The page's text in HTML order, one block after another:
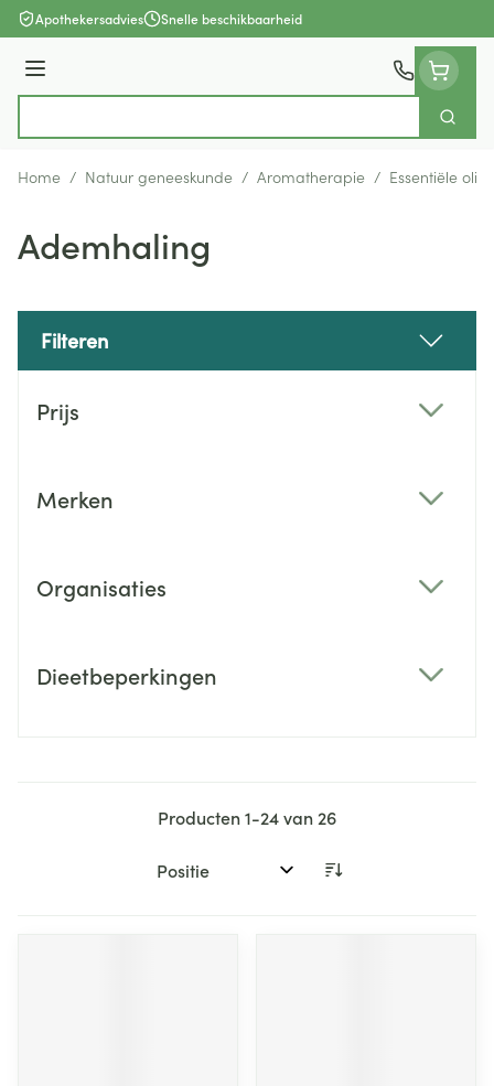
Ga naar de inhoud
Apothekersadvies Snelle beschikbaarheid
Menu
Zoek
Home / Natuur geneeskunde / Aromatherapie / Essentiële oliën
Ademhaling
Filteren
Prijs
Merken
Organisaties
Dieetbeperkingen
Producten1-24van 26
Sorteer op: